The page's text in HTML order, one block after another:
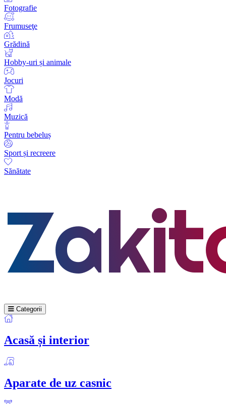
Fotografie
Frumuseţe
Grădină
Hobby-uri și animale
Jocuri
Modă
Muzică
Pentru bebeluș
Sport și recreere
Sănătate
Categorii
Acasă și interior
Aparate de uz casnic